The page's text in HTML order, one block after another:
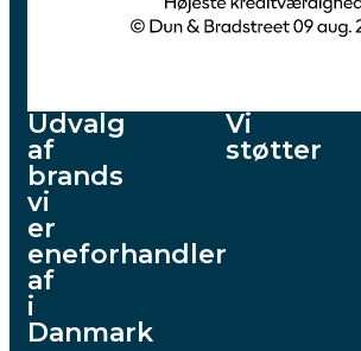
Udvalg
af
brands
vi
er
eneforhandler
af
i
Danmark
Vi
støtter